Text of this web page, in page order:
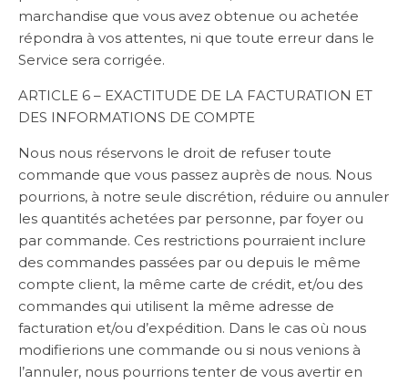
marchandise que vous avez obtenue ou achetée
répondra à vos attentes, ni que toute erreur dans le
Service sera corrigée.
ARTICLE 6 – EXACTITUDE DE LA FACTURATION ET
DES INFORMATIONS DE COMPTE
Nous nous réservons le droit de refuser toute
commande que vous passez auprès de nous. Nous
pourrions, à notre seule discrétion, réduire ou annuler
les quantités achetées par personne, par foyer ou
par commande. Ces restrictions pourraient inclure
des commandes passées par ou depuis le même
compte client, la même carte de crédit, et/ou des
commandes qui utilisent la même adresse de
facturation et/ou d’expédition. Dans le cas où nous
modifierions une commande ou si nous venions à
l’annuler, nous pourrions tenter de vous avertir en